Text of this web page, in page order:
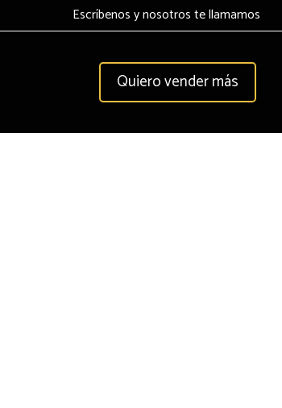
Escríbenos y nosotros te llamamos
Quiero vender más